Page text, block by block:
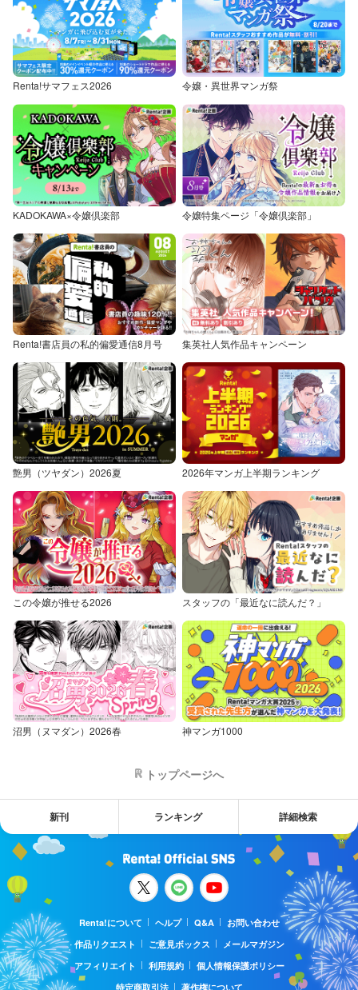
Renta!サマフェス2026 令嬢・異世界マンガ祭
KADOKAWA×令嬢倶楽部 令嬢特集ページ「令嬢倶楽部」
Renta!書店員の私的偏愛通信8月号 集英社人気作品キャンペーン
艶男（ツヤダン）2026夏 2026年マンガ上半期ランキング
この令嬢が推せる2026 スタッフの「最近なに読んだ？」
沼男（ヌマダン）2026春 神マンガ1000
トップページへ
新刊 ランキング 詳細検索
Renta!について ヘルプ Q&A
お問い合わせ
作品リクエスト
ご意見ボックス
メールマガジン
アフィリエイト
利用規約
個人情報保護ポリシー
特定商取引法
著作権について